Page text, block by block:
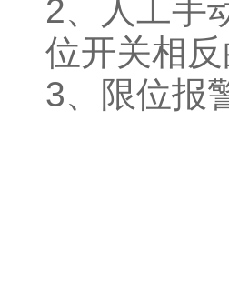
2、人工手
位开关相
3、限位报